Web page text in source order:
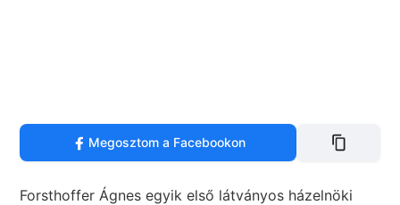
Megosztom a Facebookon
Forsthoffer Ágnes egyik első látványos házelnöki